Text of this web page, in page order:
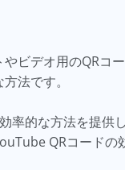
ビデオ用のQRコー
法です。
率的な方法を提供
QRコードの